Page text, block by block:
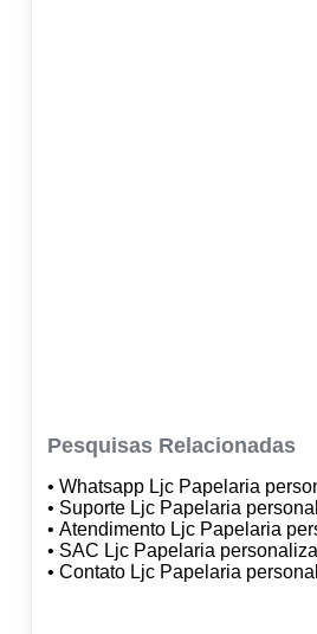
Pesquisas Relacionadas
• Whatsapp Ljc Papelaria
• Suporte Ljc Papelaria
• Atendimento Ljc Papelaria
• SAC Ljc Papelaria
• Contato Ljc Papelaria